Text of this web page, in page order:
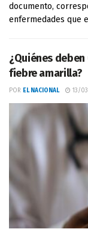
documento,
enfermedades que
¿Quiénes
fiebre amarilla?
POR EL NACIONAL 13/